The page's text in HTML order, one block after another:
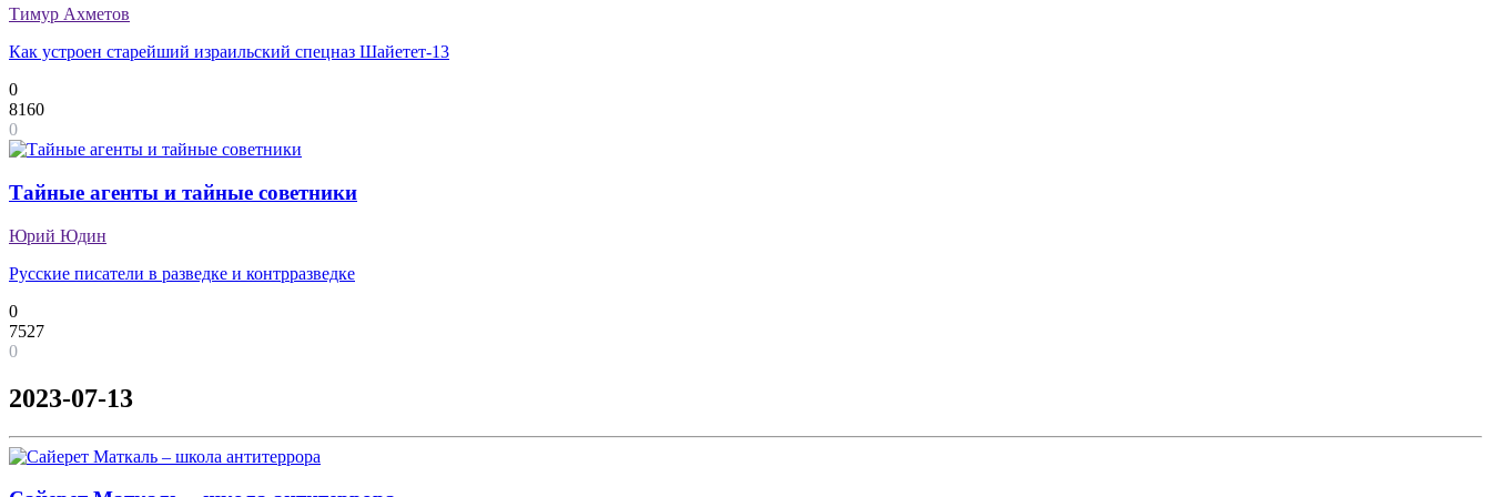
Тимур Ахметов
Как устроен старейший израильский спецназ Шайетет-13
0
8160
0
Тайные агенты и тайные советники
Юрий Юдин
Русские писатели в разведке и контрразведке
0
7527
0
2023-07-13